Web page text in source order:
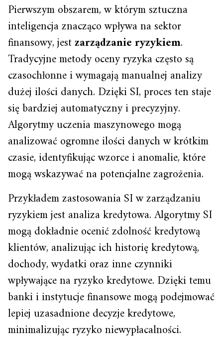
Pierwszym obszarem, w którym sztuczna
inteligencja znacząco wpływa na sektor
finansowy, jestzarządzanie ryzykiem.
Tradycyjne metody oceny ryzyka często są
czasochłonne i wymagają manualnej analizy
dużej ilości danych. Dzięki SI, proces ten staje
się bardziej automatyczny i precyzyjny.
Algorytmy uczenia maszynowego mogą
analizować ogromne ilości danych w krótkim
czasie, identyfikując wzorce i anomalie, które
mogą wskazywać na potencjalne zagrożenia.
Przykładem zastosowania SI w zarządzaniu
ryzykiem jest analiza kredytowa. Algorytmy SI
mogą dokładnie ocenić zdolność kredytową
klientów, analizując ich historię kredytową,
dochody, wydatki oraz inne czynniki
wpływające na ryzyko kredytowe. Dzięki temu
banki i instytucje finansowe mogą podejmować
lepiej uzasadnione decyzje kredytowe,
minimalizując ryzyko niewypłacalności.